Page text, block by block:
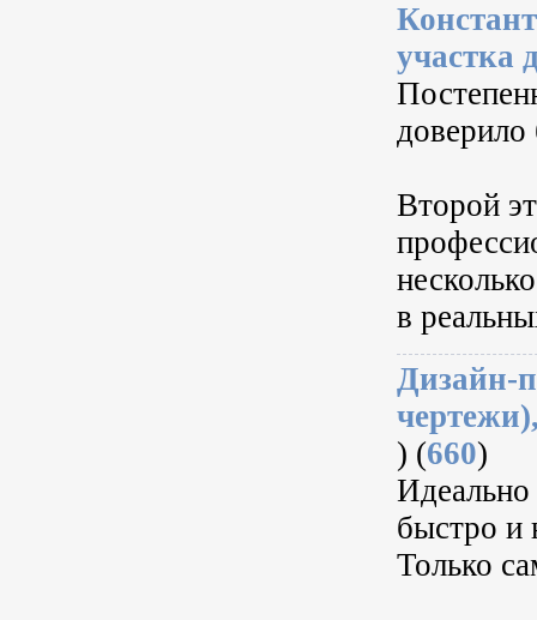
участка
доверило
Второй
в
Дизайн-
) (660)
Идеально
быстро и
Только